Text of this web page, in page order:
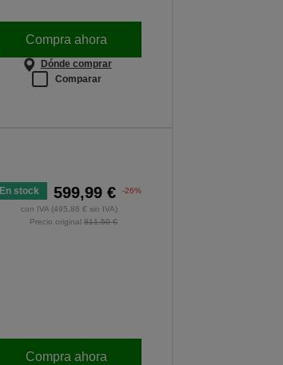
Compra ahora
Dónde comprar
Comparar
En stock 599,99 € -26%
con IVA (495,86 € sin IVA)
Precio original811,50 €
Compra ahora